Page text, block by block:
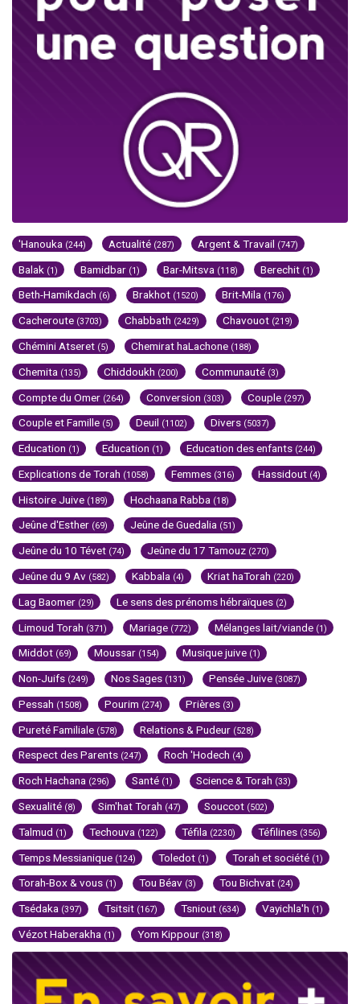
'Hanouka (244) Actualité (287) Argent & Travail (747)
Balak (1) Bamidbar (1) Bar-Mitsva (118) Berechit (1)
Beth-Hamikdach (6) Brakhot (1520) Brit-Mila (176)
Cacheroute (3703) Chabbath (2429) Chavouot (219)
Chémini Atseret (5) Chemirat haLachone (188)
Chemita (135) Chiddoukh (200) Communauté (3)
Compte du Omer (264) Conversion (303) Couple (297)
Couple et Famille (5) Deuil (1102) Divers (5037)
Education (1) Education (1) Education des enfants (244)
Explications de Torah (1058) Femmes (316) Hassidout (4)
Histoire Juive (189) Hochaana Rabba (18)
Jeûne d'Esther (69) Jeûne de Guedalia (51)
Jeûne du 10 Tévet (74) Jeûne du 17 Tamouz (270)
Jeûne du 9 Av (582) Kabbala (4) Kriat haTorah (220)
Lag Baomer (29) Le sens des prénoms hébraïques (2)
Limoud Torah (371) Mariage (772) Mélanges lait/viande (1)
Middot (69) Moussar (154) Musique juive (1)
Non-Juifs (249) Nos Sages (131) Pensée Juive (3087)
Pessah (1508) Pourim (274) Prières (3)
Pureté Familiale (578) Relations & Pudeur (528)
Respect des Parents (247) Roch 'Hodech (4)
Roch Hachana (296) Santé (1) Science & Torah (33)
Sexualité (8) Sim'hat Torah (47) Souccot (502)
Talmud (1) Techouva (122) Téfila (2230) Téfilines (356)
Temps Messianique (124) Toledot (1) Torah et société (1)
Torah-Box & vous (1) Tou Béav (3) Tou Bichvat (24)
Tsédaka (397) Tsitsit (167) Tsniout (634) Vayichla'h (1)
Vézot Haberakha (1) Yom Kippour (318)